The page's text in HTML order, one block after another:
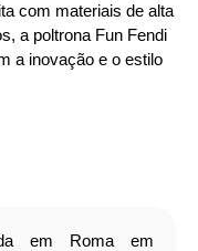
com materiais de alta
a poltrona Fun Fendi
a inovação e o estilo
em Roma em